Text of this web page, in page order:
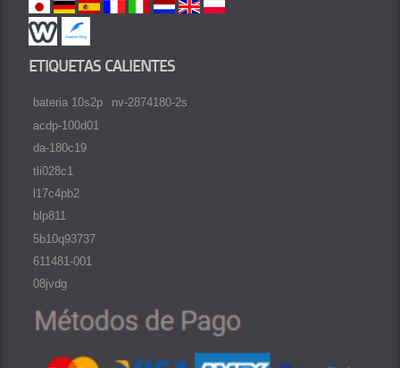
ETIQUETAS CALIENTES
bateria 10s2p
acdp-100d01
da-180c19
tli028c1
l17c4pb2
blp811
5b10q93737
611481-001
08jvdg
nv-2874180-2s